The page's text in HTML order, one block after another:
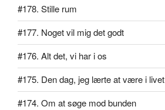
#178. Stille rum
#177. Noget vil mig det godt
#176. Alt det, vi har i os
#175. Den dag, jeg lærte at være i livet
#174. Om at søge mod bunden